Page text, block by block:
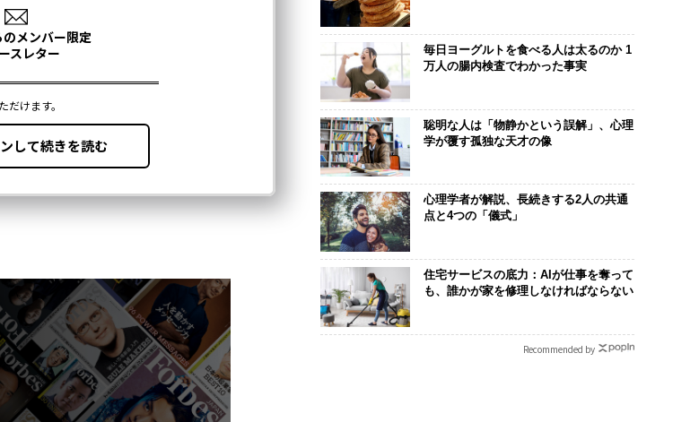
毎日ヨーグルトを食べる人は太るのか 1
万人の腸内検査でわかった事実
聡明な人は「物静かという誤解」、心理
学が覆す孤独な天才の像
心理学者が解説、長続きする2人の共通
点と4つの「儀式」
住宅サービスの底力：AIが仕事を奪って
も、誰かが家を修理しなければならない
Recommended by